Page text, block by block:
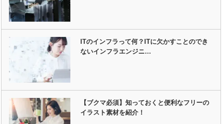
ITのインフラって何？ITに欠かすことのでき
ないインフラエンジニ…
【ブクマ必須】知っておくと便利なフリーの
イラスト素材を紹介！